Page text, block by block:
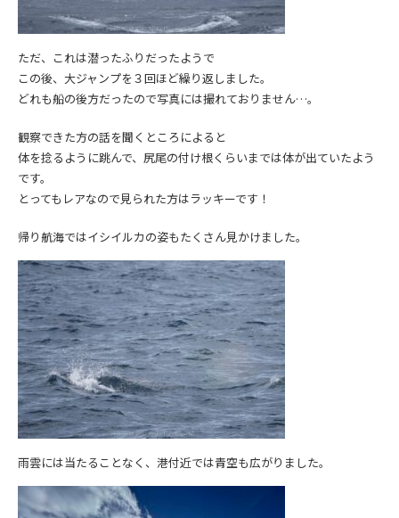
ただ、これは潜ったふりだったようで
この後、大ジャンプを３回ほど繰り返しました。
どれも船の後方だったので写真には撮れておりません…。
観察できた方の話を聞くところによると
体を捻るように跳んで、尻尾の付け根くらいまでは体が出ていたよう
です。
とってもレアなので見られた方はラッキーです！
帰り航海ではイシイルカの姿もたくさん見かけました。
雨雲には当たることなく、港付近では青空も広がりました。